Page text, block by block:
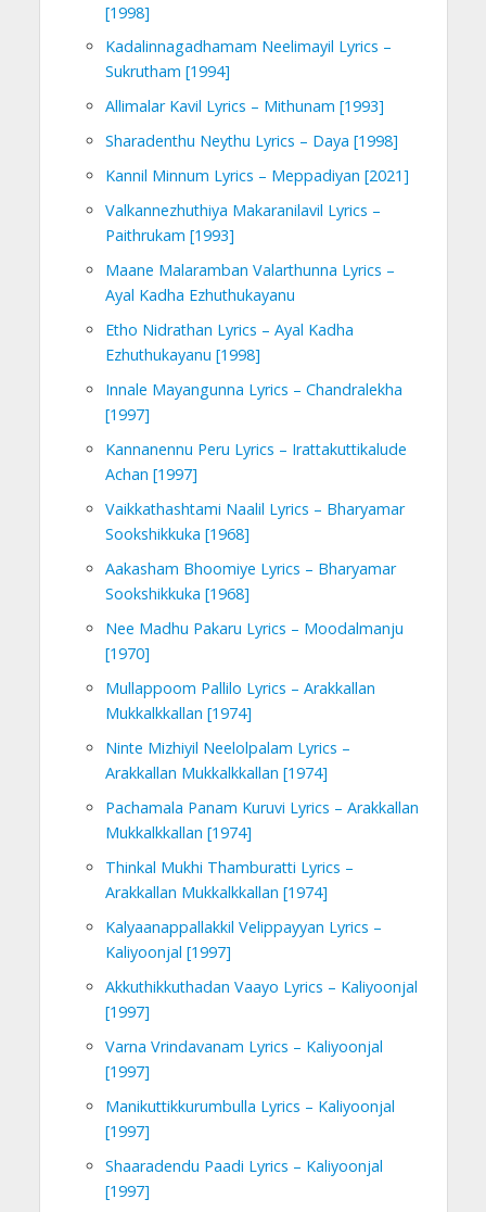
[1998]
Kadalinnagadhamam Neelimayil Lyrics –
Sukrutham [1994]
Allimalar Kavil Lyrics – Mithunam [1993]
Sharadenthu Neythu Lyrics – Daya [1998]
Kannil Minnum Lyrics – Meppadiyan [2021]
Valkannezhuthiya Makaranilavil Lyrics –
Paithrukam [1993]
Maane Malaramban Valarthunna Lyrics –
Ayal Kadha Ezhuthukayanu
Etho Nidrathan Lyrics – Ayal Kadha
Ezhuthukayanu [1998]
Innale Mayangunna Lyrics – Chandralekha
[1997]
Kannanennu Peru Lyrics – Irattakuttikalude
Achan [1997]
Vaikkathashtami Naalil Lyrics – Bharyamar
Sookshikkuka [1968]
Aakasham Bhoomiye Lyrics – Bharyamar
Sookshikkuka [1968]
Nee Madhu Pakaru Lyrics – Moodalmanju
[1970]
Mullappoom Pallilo Lyrics – Arakkallan
Mukkalkkallan [1974]
Ninte Mizhiyil Neelolpalam Lyrics –
Arakkallan Mukkalkkallan [1974]
Pachamala Panam Kuruvi Lyrics – Arakkallan
Mukkalkkallan [1974]
Thinkal Mukhi Thamburatti Lyrics –
Arakkallan Mukkalkkallan [1974]
Kalyaanappallakkil Velippayyan Lyrics –
Kaliyoonjal [1997]
Akkuthikkuthadan Vaayo Lyrics – Kaliyoonjal
[1997]
Varna Vrindavanam Lyrics – Kaliyoonjal
[1997]
Manikuttikkurumbulla Lyrics – Kaliyoonjal
[1997]
Shaaradendu Paadi Lyrics – Kaliyoonjal
[1997]